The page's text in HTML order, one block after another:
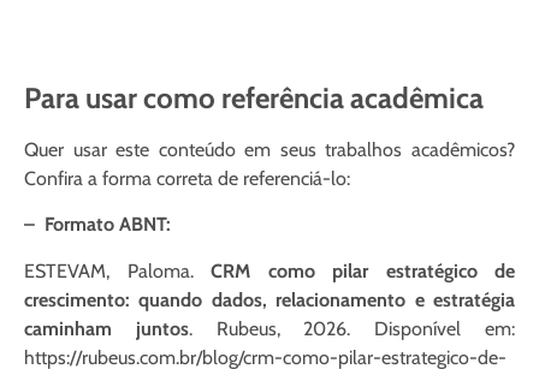
Para usar como referência acadêmica
Quer usar este conteúdo em seus trabalhos acadêmicos?
Confira a forma correta de referenciá-lo:
– Formato ABNT:
ESTEVAM, Paloma. CRM como pilar estratégico de
crescimento: quando dados, relacionamento e estratégia
caminham juntos. Rubeus, 2026. Disponível em:
https://rubeus.com.br/blog/crm-como-pilar-estrategico-de-